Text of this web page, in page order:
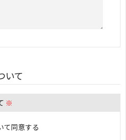
いて
※
て同意する